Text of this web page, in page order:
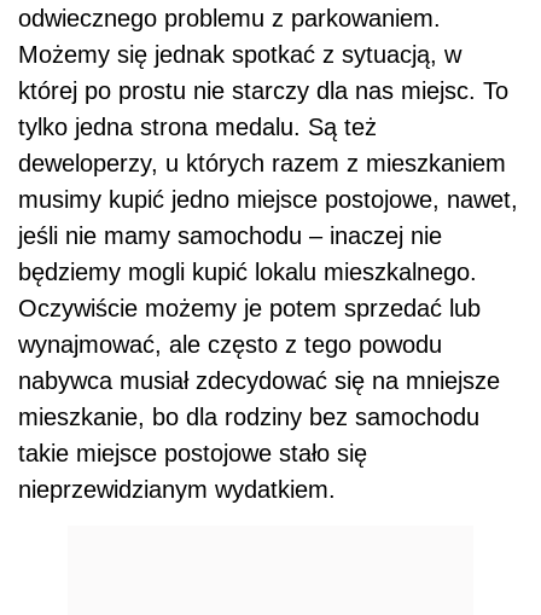
odwiecznego problemu z parkowaniem.
Możemy się jednak spotkać z sytuacją, w
której po prostu nie starczy dla nas miejsc. To
tylko jedna strona medalu. Są też
deweloperzy, u których razem z mieszkaniem
musimy kupić jedno miejsce postojowe, nawet,
jeśli nie mamy samochodu – inaczej nie
będziemy mogli kupić lokalu mieszkalnego.
Oczywiście możemy je potem sprzedać lub
wynajmować, ale często z tego powodu
nabywca musiał zdecydować się na mniejsze
mieszkanie, bo dla rodziny bez samochodu
takie miejsce postojowe stało się
nieprzewidzianym wydatkiem.